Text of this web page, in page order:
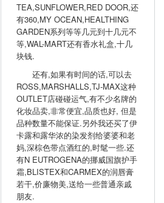
TEA,SUNFLOWER,RED DOOR,还
有360,MY OCEAN,HEALTHING
GARDEN系列等等几元到十几元不
等,WAL-MART还有香水礼盒,十几
块钱.
还有,如果有时间的话,可以去
ROSS,MARSHALLS,TJ-MAX这种
OUTLET店碰碰运气,有不少名牌的
化妆品卖,非常便宜,品质也好, 但是
品种数量不能保证.另外我还买了伊
卡露和露华浓的染发剂给婆婆和老
妈,深棕色带点酒红的,时髦一些.还
有N EUTROGENA的挪威国旗护手
霜,BLISTEX和CARMEX的润唇膏
若干,价廉物美,送给一些普通亲戚
朋友.